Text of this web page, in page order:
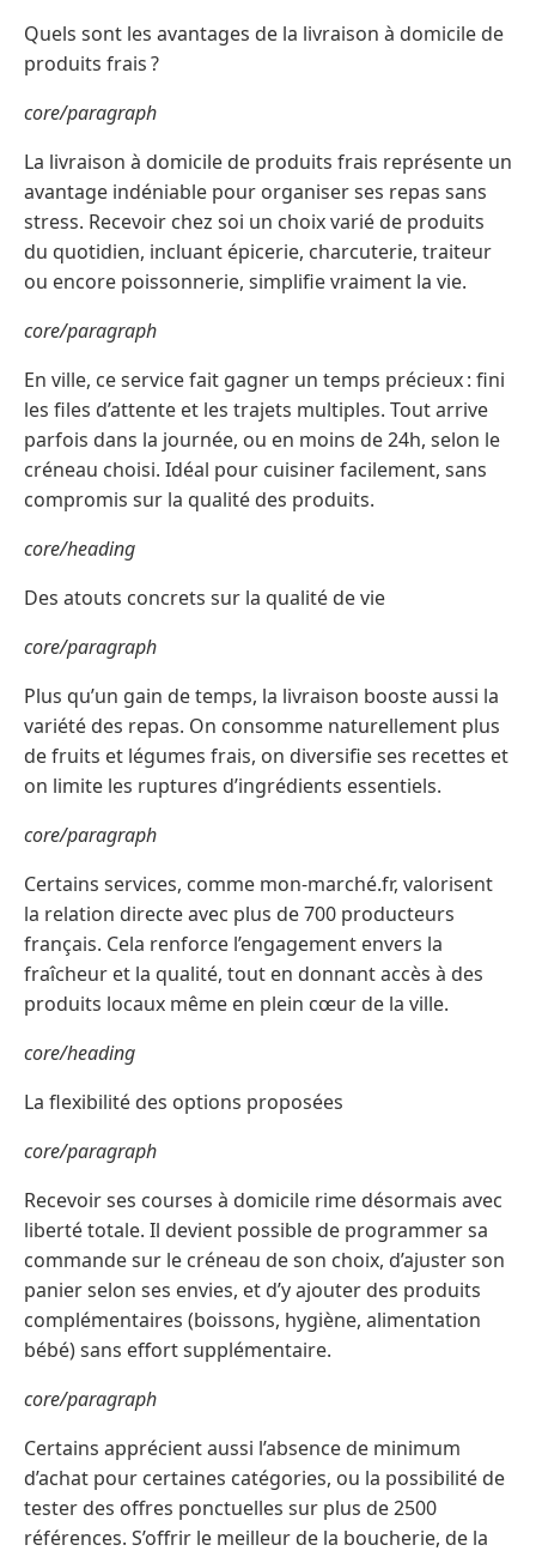
Quels sont les avantages de la livraison à domicile de
produits frais ?
core/paragraph
La livraison à domicile de produits frais représente un
avantage indéniable pour organiser ses repas sans
stress. Recevoir chez soi un choix varié de produits
du quotidien, incluant épicerie, charcuterie, traiteur
ou encore poissonnerie, simplifie vraiment la vie.
core/paragraph
En ville, ce service fait gagner un temps précieux : fini
les files d’attente et les trajets multiples. Tout arrive
parfois dans la journée, ou en moins de 24h, selon le
créneau choisi. Idéal pour cuisiner facilement, sans
compromis sur la qualité des produits.
core/heading
Des atouts concrets sur la qualité de vie
core/paragraph
Plus qu’un gain de temps, la livraison booste aussi la
variété des repas. On consomme naturellement plus
de fruits et légumes frais, on diversifie ses recettes et
on limite les ruptures d’ingrédients essentiels.
core/paragraph
Certains services, comme mon-marché.fr, valorisent
la relation directe avec plus de 700 producteurs
français. Cela renforce l’engagement envers la
fraîcheur et la qualité, tout en donnant accès à des
produits locaux même en plein cœur de la ville.
core/heading
La flexibilité des options proposées
core/paragraph
Recevoir ses courses à domicile rime désormais avec
liberté totale. Il devient possible de programmer sa
commande sur le créneau de son choix, d’ajuster son
panier selon ses envies, et d’y ajouter des produits
complémentaires (boissons, hygiène, alimentation
bébé) sans effort supplémentaire.
core/paragraph
Certains apprécient aussi l’absence de minimum
d’achat pour certaines catégories, ou la possibilité de
tester des offres ponctuelles sur plus de 2500
références. S’offrir le meilleur de la boucherie, de la